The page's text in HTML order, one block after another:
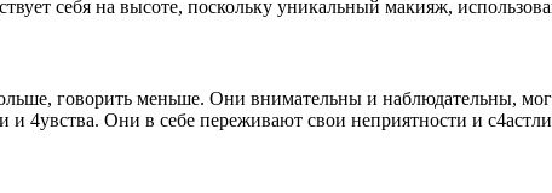
себя на высоте, поскольку уникальный макияж,
говорить меньше. Они внимательны и наблюдательны,
и 4увства. Они в себе переживают свои неприятности и